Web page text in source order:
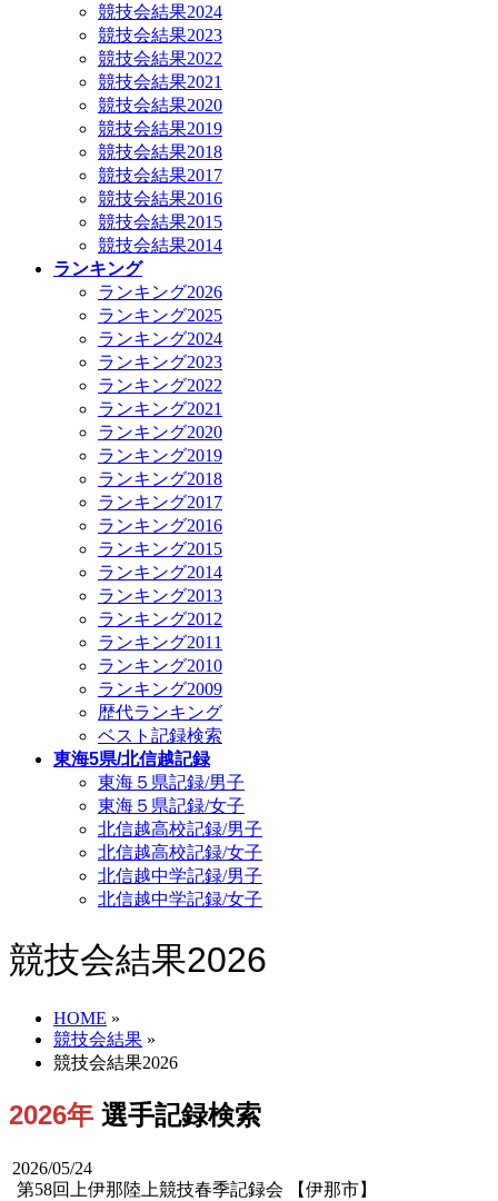
競技会結果2024
競技会結果2023
競技会結果2022
競技会結果2021
競技会結果2020
競技会結果2019
競技会結果2018
競技会結果2017
競技会結果2016
競技会結果2015
競技会結果2014
ランキング
ランキング2026
ランキング2025
ランキング2024
ランキング2023
ランキング2022
ランキング2021
ランキング2020
ランキング2019
ランキング2018
ランキング2017
ランキング2016
ランキング2015
ランキング2014
ランキング2013
ランキング2012
ランキング2011
ランキング2010
ランキング2009
歴代ランキング
ベスト記録検索
東海5県/北信越記録
東海５県記録/男子
東海５県記録/女子
北信越高校記録/男子
北信越高校記録/女子
北信越中学記録/男子
北信越中学記録/女子
競技会結果2026
HOME »
競技会結果 »
競技会結果2026
2026年 選手記録検索
2026/05/24
第58回上伊那陸上競技春季記録会 【伊那市】